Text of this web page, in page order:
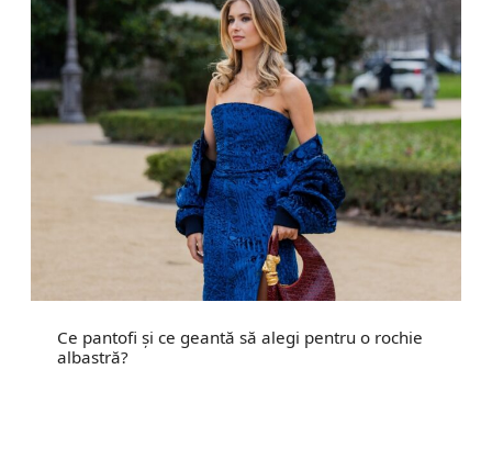
Ce pantofi și ce geantă să alegi pentru o rochie
albastră?